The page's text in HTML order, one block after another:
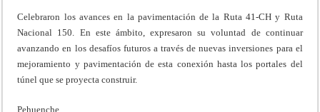
Celebraron los avances en la pavimentación de la Ruta 41-CH y Ruta
Nacional 150. En este ámbito, expresaron su voluntad de continuar
avanzando en los desafíos futuros a través de nuevas inversiones para el
mejoramiento y pavimentación de esta conexión hasta los portales del
túnel que se proyecta construir.
Pehuenche